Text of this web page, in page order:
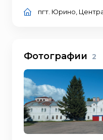
пгт. Юрино,
Фотографии 2